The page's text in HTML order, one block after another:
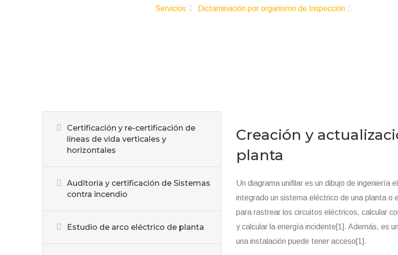
Servicios Dictaminación por organismo de Inspección
Certificación y re-certificación de
líneas de vida verticales y
horizontales
Auditoría y certificación de Sistemas
contra incendio
Estudio de arco eléctrico de planta
Creación y
planta
Un diagrama unifilar es un dibujo de ingeniería
integrado un sistema eléctrico de una planta o
para rastrear los circuitos eléctricos, calcular
y calcular la energía incidente[1]. Además, es
una instalación puede tener acceso[1].